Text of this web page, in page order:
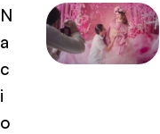
N
a
c
i
o